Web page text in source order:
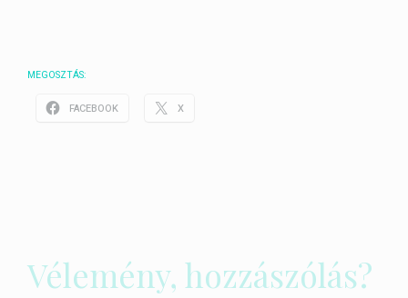
MEGOSZTÁS:
FACEBOOK X
Vélemény, hozzászólás?